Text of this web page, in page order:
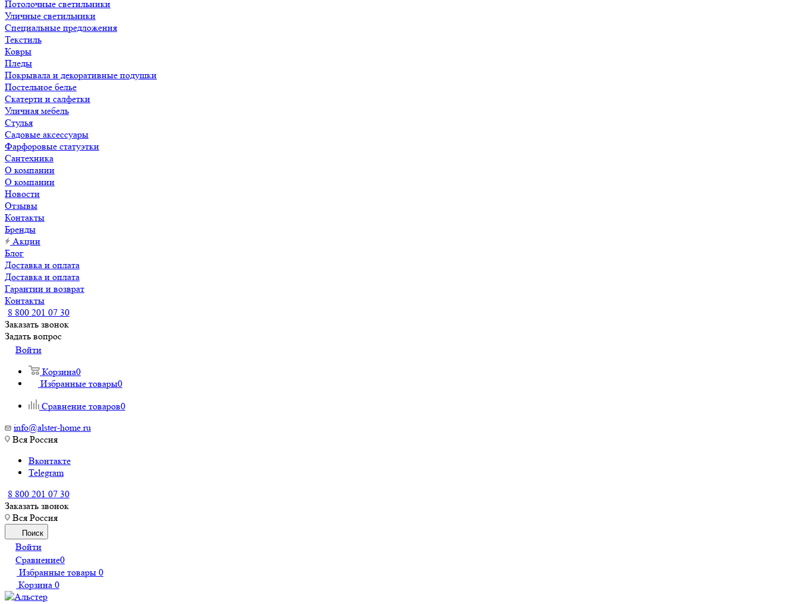
Потолочные светильники
Уличные светильники
Специальные предложения
Текстиль
Ковры
Пледы
Покрывала и декоративные подушки
Постельное белье
Скатерти и салфетки
Уличная мебель
Стулья
Садовые аксессуары
Фарфоровые статуэтки
Сантехника
О компании
О компании
Новости
Отзывы
Контакты
Бренды
Акции
Блог
Доставка и оплата
Доставка и оплата
Гарантии и возврат
Контакты
8 800 201 07 30
Заказать звонок
Задать вопрос
Войти
Корзина0
Избранные товары0
Сравнение товаров0
info@alster-home.ru
Вся Россия
Вконтакте
Telegram
8 800 201 07 30
Заказать звонок
Вся Россия
Поиск
Войти
Сравнение0
Избранные товары 0
Корзина 0